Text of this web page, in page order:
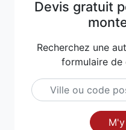
Devis gratuit
Recherchez une
formulaire de